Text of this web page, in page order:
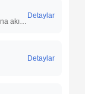
Detaylar
Detaylar